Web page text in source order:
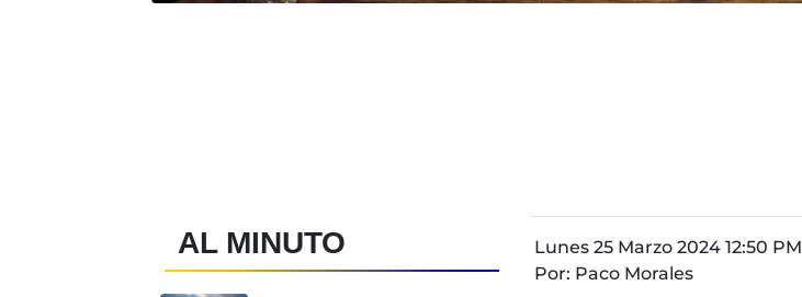
AL MINUTO
Lunes 25 Marzo 2024 12:50 PM
Por: Paco Morales